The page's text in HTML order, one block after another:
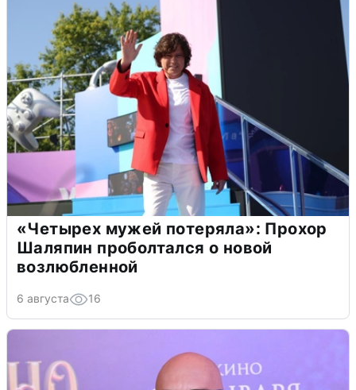
«Четырех мужей потеряла»: Прохор
Шаляпин проболтался о новой
возлюбленной
6 августа 16